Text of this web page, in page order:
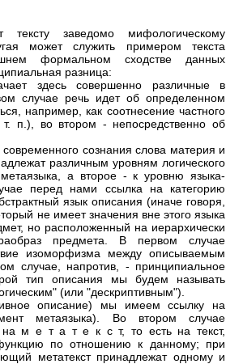
заведомо мифологическому
может служить примером текста
формальном сходстве данных
разница:
здесь совершенно различные в
случае речь идет об определенном
например, как соотнесение частного
п.), во втором - непосредственно об
сознания слова материя и
различным уровням логического
а второе - к уровню языка-
перед нами ссылка на категорию
язык описания (иначе говоря,
не имеет значения вне этого языка
но расположенный на иерархически
предмета. В первом случае
изоморфизма между описываемым
случае, напротив, - принципиальное
тип описания мы будем называть
(или "дескриптивным").
описание) мы имеем ссылку на
метаязыка). Во втором случае
м е т а т е к с т, то есть на текст,
по отношению к данному; при
метатекст принадлежат одному и